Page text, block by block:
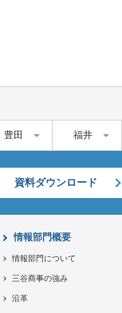
豊田 福井
資料ダウンロード
情報部門概要
情報部門について
三谷商事の強み
沿革